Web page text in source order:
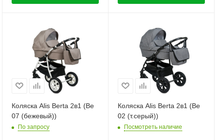
Коляска Alis Berta 2в1 (Be
07 (бежевый))
По запросу
Коляска Alis Berta 2в1 (Be
02 (т.серый))
Посмотреть наличие